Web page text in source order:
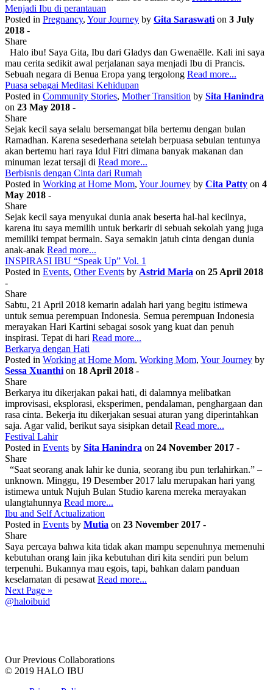
Menjadi Ibu di perantauan
Posted in Pregnancy, Your Journey by Gita Saraswati on 3 July
2018 -
Share
Halo ibu! Saya Gita, Ibu dari Gladys dan Gwenaëlle. Kali ini saya
mau cerita sedikit awal perjalanan saya menjadi Ibu di Prancis.
Sebuah negara di Benua Eropa yang tergolong Read more...
Puasa sebagai Meditasi Kehidupan
Posted in Community Stories, Mother Transition by Sita Hanindra
on 23 May 2018 -
Share
Sejak kecil saya selalu bersemangat bila bertemu dengan bulan
Ramadhan. Karena sesederhana setelah berpuasa sebulan tentunya
akan bertemu hari raya Idul Fitri dimana banyak makanan dan
minuman lezat tersaji di Read more...
Berbisnis dengan Cinta dari Rumah
Posted in Working at Home Mom, Your Journey by Cita Patty on 4
May 2018 -
Share
Sejak kecil saya menyukai dunia anak beserta hal-hal kecilnya,
karena itu saya memilih untuk berkarir di sebuah sekolah yang juga
memiliki tempat bermain. Saya semakin jatuh cinta dengan dunia
anak-anak Read more...
INSPIRASI IBU “Speak Up” Vol. 1
Posted in Events, Other Events by Astrid Maria on 25 April 2018
-
Share
Sabtu, 21 April 2018 kemarin adalah hari yang begitu istimewa
untuk semua perempuan Indonesia. Semua perempuan Indonesia
merayakan Hari Kartini sebagai sosok yang kuat dan penuh
inspirasi. Tepat di hari Read more...
Berkarya dengan Hati
Posted in Working at Home Mom, Working Mom, Your Journey by
Sessa Xuanthi on 18 April 2018 -
Share
Berkarya itu dikerjakan pakai hati, di dalamnya melibatkan
improvisasi, eksplorasi, eksperimen, pendalaman, penghargaan dan
rasa cinta. Bekerja itu dikerjakan sesuai aturan yang diperintahkan
saja. Agar valid, berikut saya sisipkan detail Read more...
Festival Lahir
Posted in Events by Sita Hanindra on 24 November 2017 -
Share
“Saat seorang anak lahir ke dunia, seorang ibu pun terlahirkan.” –
unknown. Minggu, 19 Desember 2017 lalu merupakan hari yang
istimewa untuk Nujuh Bulan Studio karena mereka merayakan
ulangtahunnya Read more...
Ibu and Self Actualization
Posted in Events by Mutia on 23 November 2017 -
Share
Saya percaya bahwa kita tidak akan mampu sepenuhnya memenuhi
kebutuhan orang lain jika kebutuhan diri kita sendiri pun belum
terpenuhi. Bukannya mau egois, tapi, bahkan dalam panduan
keselamatan di pesawat Read more...
Next Page »
@haloibuid
Our Previous Collaborations
© 2019 HALO IBU